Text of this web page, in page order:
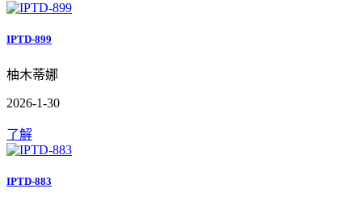
IPTD-899
柚木蒂娜
2026-1-30
了解
IPTD-883